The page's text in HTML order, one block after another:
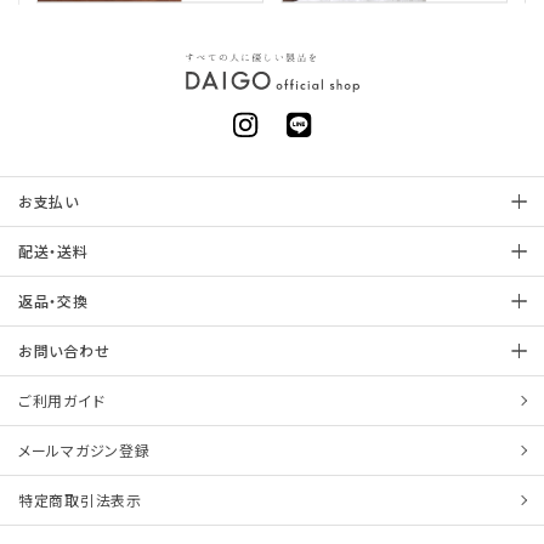
お支払い
配送・送料
返品・交換
お問い合わせ
ご利用ガイド
メールマガジン登録
特定商取引法表示